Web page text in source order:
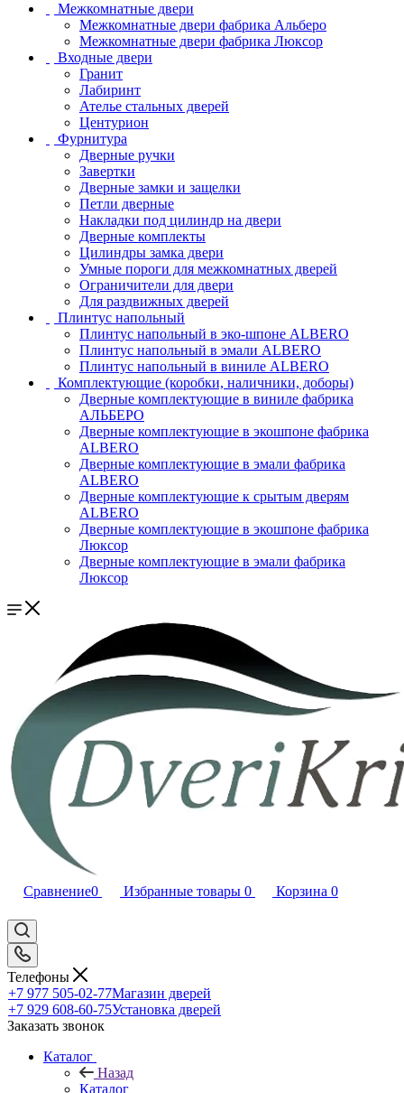
Межкомнатные двери
Межкомнатные двери фабрика Альберо
Межкомнатные двери фабрика Люксор
Входные двери
Гранит
Лабиринт
Ателье стальных дверей
Центурион
Фурнитура
Дверные ручки
Завертки
Дверные замки и защелки
Петли дверные
Накладки под цилиндр на двери
Дверные комплекты
Цилиндры замка двери
Умные пороги для межкомнатных дверей
Ограничители для двери
Для раздвижных дверей
Плинтус напольный
Плинтус напольный в эко-шпоне ALBERO
Плинтус напольный в эмали ALBERO
Плинтус напольный в виниле ALBERO
Комплектующие (коробки, наличники, доборы)
Дверные комплектующие в виниле фабрика
АЛЬБЕРО
Дверные комплектующие в экошпоне фабрика
ALBERO
Дверные комплектующие в эмали фабрика
ALBERO
Дверные комплектующие к срытым дверям
ALBERO
Дверные комплектующие в экошпоне фабрика
Люксор
Дверные комплектующие в эмали фабрика
Люксор
Сравнение0 Избранные товары 0 Корзина 0
Телефоны
+7 977 505-02-77Магазин дверей
+7 929 608-60-75Установка дверей
Заказать звонок
Каталог
Назад
Каталог